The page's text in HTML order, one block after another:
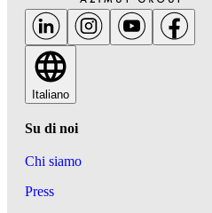
Italiano
Su di noi
Chi siamo
Press